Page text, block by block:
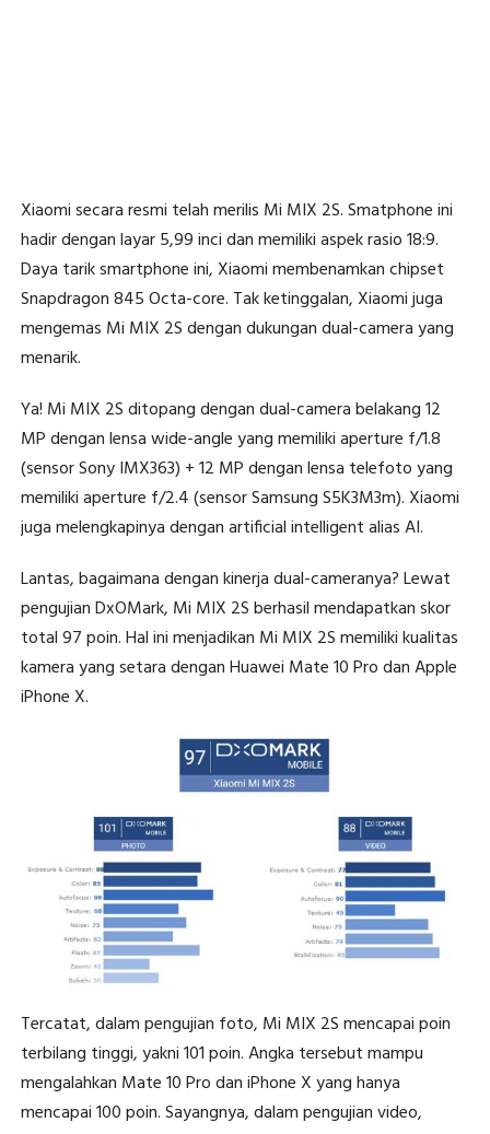
Xiaomi secara resmi telah merilis Mi MIX 2S. Smatphone ini
hadir dengan layar 5,99 inci dan memiliki aspek rasio 18:9.
Daya tarik smartphone ini, Xiaomi membenamkan chipset
Snapdragon 845 Octa-core. Tak ketinggalan, Xiaomi juga
mengemas Mi MIX 2S dengan dukungan dual-camera yang
menarik.
Ya! Mi MIX 2S ditopang dengan dual-camera belakang 12
MP dengan lensa wide-angle yang memiliki aperture f/1.8
(sensor Sony IMX363) + 12 MP dengan lensa telefoto yang
memiliki aperture f/2.4 (sensor Samsung S5K3M3m). Xiaomi
juga melengkapinya dengan artificial intelligent alias AI.
Lantas, bagaimana dengan kinerja dual-cameranya? Lewat
pengujian DxOMark, Mi MIX 2S berhasil mendapatkan skor
total 97 poin. Hal ini menjadikan Mi MIX 2S memiliki kualitas
kamera yang setara dengan Huawei Mate 10 Pro dan Apple
iPhone X.
Tercatat, dalam pengujian foto, Mi MIX 2S mencapai poin
terbilang tinggi, yakni 101 poin. Angka tersebut mampu
mengalahkan Mate 10 Pro dan iPhone X yang hanya
mencapai 100 poin. Sayangnya, dalam pengujian video,